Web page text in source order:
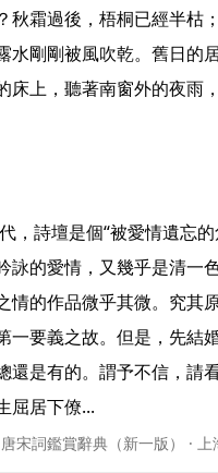
秋霜過後，梧桐已經半枯
水剛剛被風吹乾。舊日的
床上，聽著南窗外的夜雨
詠的愛情，又幾乎是清
情的作品微乎其微。究其
一要義之故。但是，先結
還是有的。謂予不信，請
屈居下僚...
宋詞鑑賞辭典（新一版） ·